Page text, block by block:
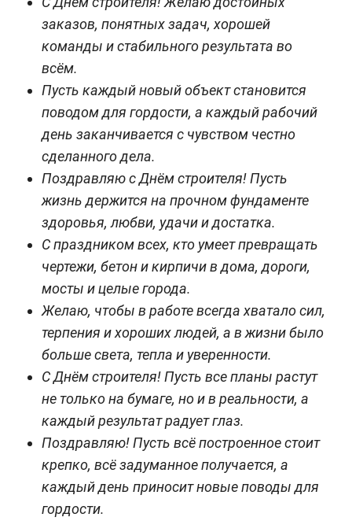
заказов, понятных задач, хорошей
команды и стабильного результата во
всём.
Пусть каждый новый объект становится
поводом для гордости, а каждый рабочий
день заканчивается с чувством честно
сделанного дела.
Поздравляю с Днём строителя! Пусть
жизнь держится на прочном фундаменте
здоровья, любви, удачи и достатка.
С праздником всех, кто умеет превращать
чертежи, бетон и кирпичи в дома, дороги,
мосты и целые города.
Желаю, чтобы в работе всегда хватало сил,
терпения и хороших людей, а в жизни было
больше света, тепла и уверенности.
С Днём строителя! Пусть все планы растут
не только на бумаге, но и в реальности, а
каждый результат радует глаз.
Поздравляю! Пусть всё построенное стоит
крепко, всё задуманное получается, а
каждый день приносит новые поводы для
гордости.